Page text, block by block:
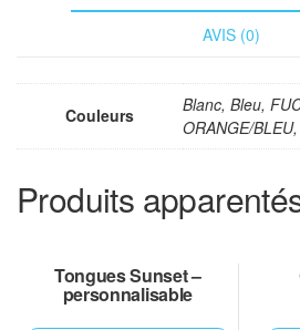
AVIS (0)
Couleurs
Blanc, Bleu,
ORANGE/
Produits
Tongues Sunset –
personnalisable